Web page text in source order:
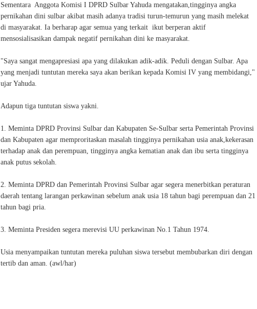
Sementara Anggota Komisi I DPRD Sulbar Yahuda mengatakan,tingginya angka
pernikahan dini sulbar akibat masih adanya tradisi turun-temurun yang masih melekat
di masyarakat. Ia berharap agar semua yang terkait ikut berperan aktif
mensosialisasikan dampak negatif pernikahan dini ke masyarakat.
"Saya sangat mengapresiasi apa yang dilakukan adik-adik. Peduli dengan Sulbar. Apa
yang menjadi tuntutan mereka saya akan berikan kepada Komisi IV yang membidangi,"
ujar Yahuda.
Adapun tiga tuntutan siswa yakni.
1. Meminta DPRD Provinsi Sulbar dan Kabupaten Se-Sulbar serta Pemerintah Provinsi
dan Kabupaten agar memproritaskan masalah tingginya pernikahan usia anak,kekerasan
terhadap anak dan perempuan, tingginya angka kematian anak dan ibu serta tingginya
anak putus sekolah.
2. Meminta DPRD dan Pemerintah Provinsi Sulbar agar segera menerbitkan peraturan
daerah tentang larangan perkawinan sebelum anak usia 18 tahun bagi perempuan dan 21
tahun bagi pria.
3. Meminta Presiden segera merevisi UU perkawinan No.1 Tahun 1974.
Usia menyampaikan tuntutan mereka puluhan siswa tersebut membubarkan diri dengan
tertib dan aman. (awl/har)